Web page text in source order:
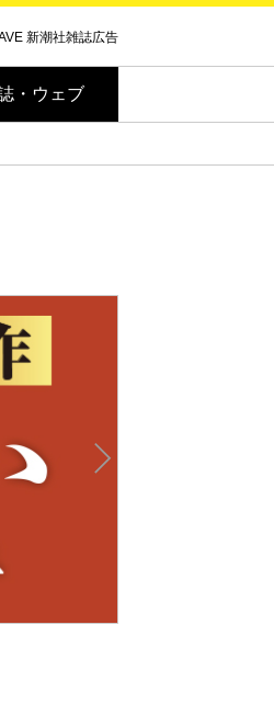
新潮社雑誌広告
・ウェブ